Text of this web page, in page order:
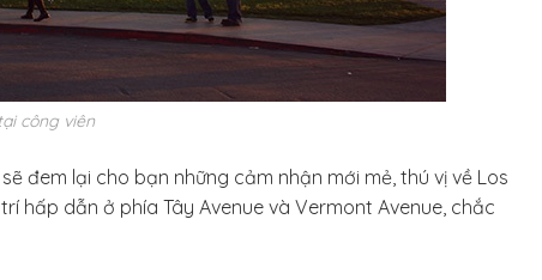
công viên
đem lại cho bạn những cảm nhận mới mẻ, thú vị về Los
hấp dẫn ở phía Tây Avenue và Vermont Avenue, chắc